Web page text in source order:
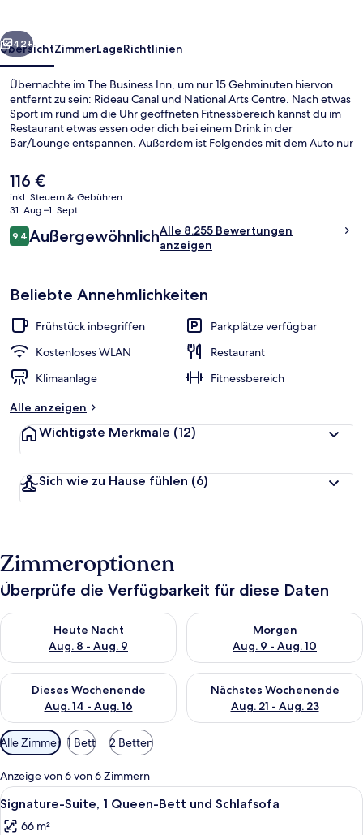
Weiter
42+
ÜbersichtZimmerLageRichtlinien
Übernachte im The Business Inn, um nur 15 Gehminuten hiervon
entfernt zu sein: Rideau Canal und National Arts Centre. Nach etwas
Sport im rund um die Uhr geöffneten Fitnessbereich kannst du im
Restaurant etwas essen oder dich bei einem Drink in der
Bar/Lounge entspannen. Außerdem ist Folgendes mit dem Auto nur
bequemen Betten und das hilfsbereite Personal erhalten tolle
Bewertungen von anderen Reisenden. Die öffentlichen
Verkehrsmittel sind nur einen kurzen Fußmarsch entfernt: Zur
uOttawa-Station sind es 10 Minuten und zur Station Parliament 15
Minuten.
Der
aktuelle
Preis
116 €.
116 €
inkl. Steuern & Gebühren
31. Aug.–1. Sept.
Bewertungen
9,49,4 von 10.
AußergewöhnlichAlle 8.255 Bewertungen
anzeigen
Beliebte Annehmlichkeiten
Frühstück inbegriffen
Parkplätze verfügbar
Kostenloses WLAN
Restaurant
Klimaanlage
Fitnessbereich
Alle anzeigen
Wichtigste Merkmale (12)
Sich wie zu Hause fühlen (6)
Zimmeroptionen
Überprüfe die Verfügbarkeit für diese Daten
Heute Nacht
Aug. 8 - Aug. 9
Überprüfe die Verfügbarkeit für heute Nacht, Aug. 8 - Aug. 9.
Morgen
Aug. 9 - Aug. 10
Überprüfe die Verfügbarkeit
Dieses Wochenende
Aug. 14 - Aug. 16
Überprüfe die Verfügbarkeit für dieses Wochenende, Aug. 14
Nächstes Wochenende
Aug. 21 - Aug. 23
Überprüfe die Verfügbarkeit
Verfügbare
Filter
für
Zimmer
Alle Zimmer 1 Bett 2 Betten
Anzeige von 6 von 6 Zimmern
Alle
Fotos
Ein Hotelzimmer mit einem großen
7
Signature-Suite, 1 Queen-Bett und Schlafsofa
66 m²